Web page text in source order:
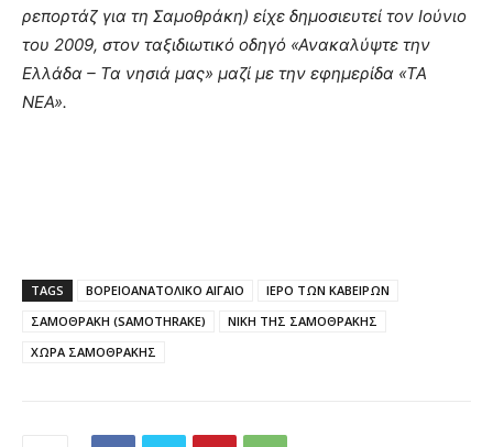
ρεπορτάζ για τη Σαμοθράκη) είχε δημοσιευτεί τον Ιούνιο
του 2009, στον ταξιδιωτικό οδηγό «Ανακαλύψτε την
Ελλάδα – Τα νησιά μας» μαζί με την εφημερίδα «ΤΑ
ΝΕΑ».
TAGS ΒΟΡΕΙΟΑΝΑΤΟΛΙΚΟ ΑΙΓΑΙΟ
ΙΕΡΟ ΤΩΝ ΚΑΒΕΙΡΩΝ
ΣΑΜΟΘΡΑΚΗ (SAMOTHRAKE)
ΝΙΚΗ ΤΗΣ ΣΑΜΟΘΡΑΚΗΣ
ΧΩΡΑ ΣΑΜΟΘΡΑΚΗΣ